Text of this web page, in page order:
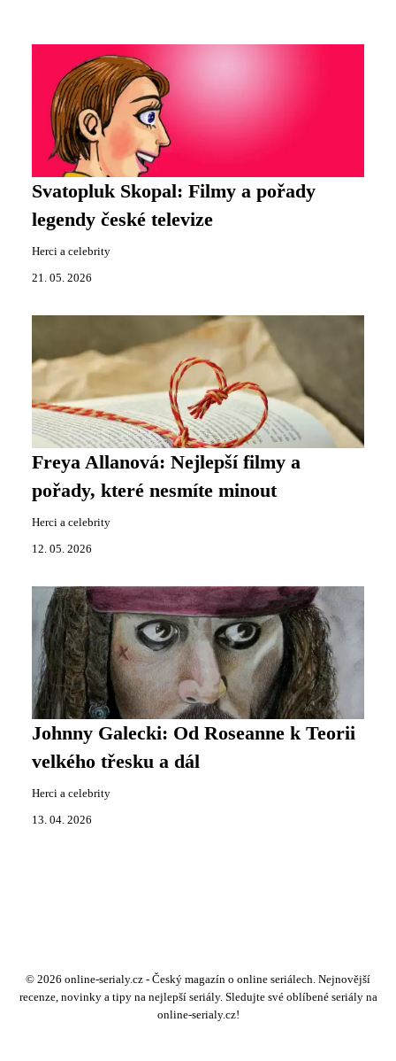
Svatopluk Skopal: Filmy a pořady
legendy české televize
Herci a celebrity
21. 05. 2026
Freya Allanová: Nejlepší filmy a
pořady, které nesmíte minout
Herci a celebrity
12. 05. 2026
Johnny Galecki: Od Roseanne k Teorii
velkého třesku a dál
Herci a celebrity
13. 04. 2026
© 2026 online-serialy.cz - Český magazín o online seriálech. Nejnovější
recenze, novinky a tipy na nejlepší seriály. Sledujte své oblíbené seriály na
online-serialy.cz!